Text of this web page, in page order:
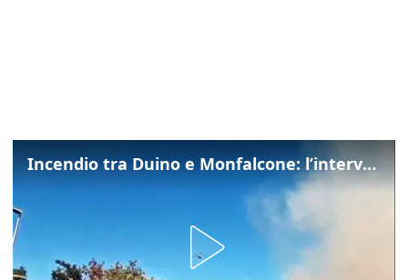
Incendio tra Duino e Monfalcone: l’intervento dei vigili del fuoco